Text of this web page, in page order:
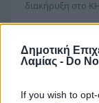
Δημοτική
Λαμίας - Do
If you wish to
διακήρυξη στο
ενδιαφερόμενοι
εργάσιμες